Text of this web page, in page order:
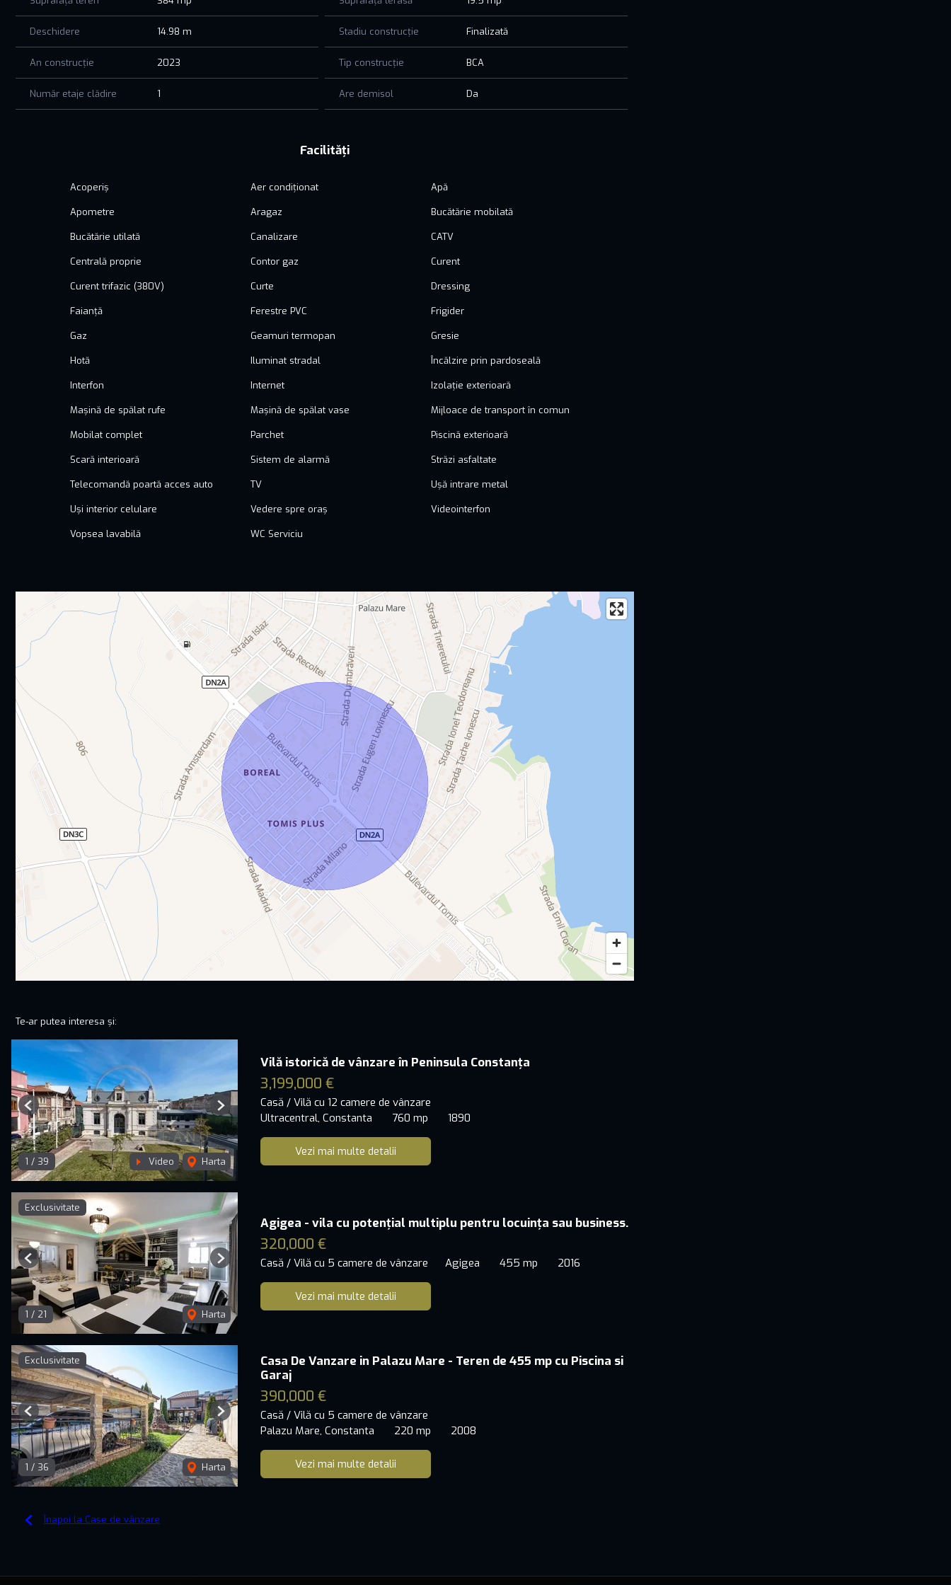
Pentru mai multe informații sau pentru a programa o vizionare, nu ezita sa mă contactezi. SUNA acum!
Casa ta de vis te așteaptă în Tomis Plus!
Deschidere 14.98 m Stadiu construcție Finalizată
An construcție 2023 Tip construcție BCA
Număr etaje clădire 1 Are demisol Da
Facilități
Acoperiș Aer condiționat Apă
Apometre Aragaz Bucătărie mobilată
Bucătărie utilată Canalizare CATV
Centrală proprie Contor gaz Curent
Curent trifazic (380V) Curte Dressing
Faianță Ferestre PVC Frigider
Gaz Geamuri termopan Gresie
Hotă Iluminat stradal Încălzire prin pardoseală
Interfon Internet Izolație exterioară
Mașină de spălat rufe Mașină de spălat vase Mijloace de transport în comun
Mobilat complet Parchet Piscină exterioară
Scară interioară Sistem de alarmă Străzi asfaltate
Telecomandă poartă acces auto TV Ușă intrare metal
Uși interior celulare Vedere spre oraș Videointerfon
Vopsea lavabilă WC Serviciu
Te-ar putea interesa și:
1 / 39 Video Harta
Previous Next
Vilă istorică de vânzare în Peninsula Constanța
3,199,000 €
Casă / Vilă cu 12 camere de vânzare
Ultracentral, Constanta
760 mp 1890
Vezi mai multe detalii
Exclusivitate
1 / 21 Harta
Previous Next
Agigea - vila cu potențial multiplu pentru locuința sau business.
320,000 €
Casă / Vilă cu 5 camere de vânzare Agigea 455 mp 2016
Vezi mai multe detalii
Exclusivitate
1 / 36 Harta
Previous Next
Casa De Vanzare in Palazu Mare - Teren de 455 mp cu Piscina si
Garaj
390,000 €
Casă / Vilă cu 5 camere de vânzare
Palazu Mare, Constanta
220 mp 2008
Vezi mai multe detalii
Înapoi la Case de vânzare